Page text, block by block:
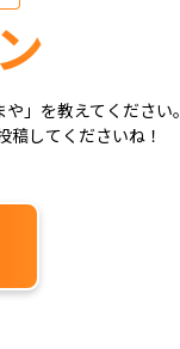
」を教えてください。
してくださいね！